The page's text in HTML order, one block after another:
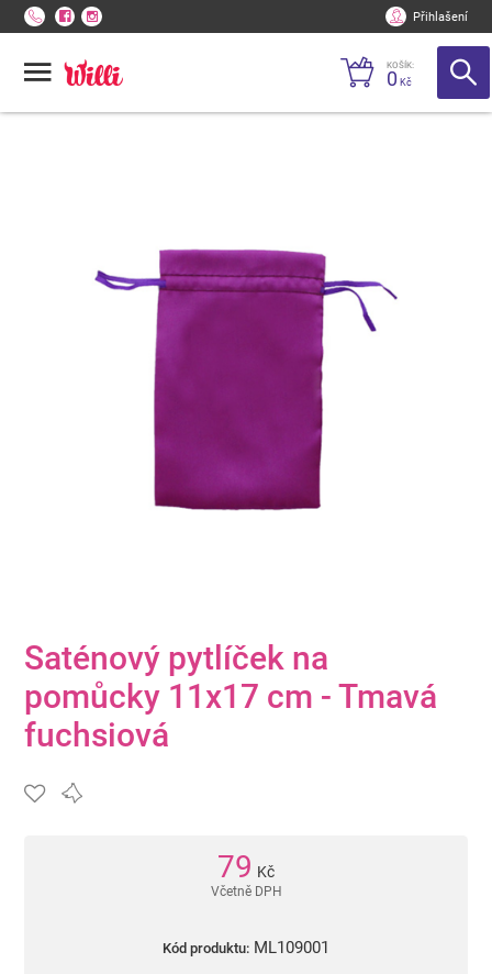
Přihlašení
KOŠÍK:
0 Kč
Saténový pytlíček na
pomůcky 11x17 cm - Tmavá
fuchsiová
79 Kč
Včetně DPH
Kód produktu: ML109001